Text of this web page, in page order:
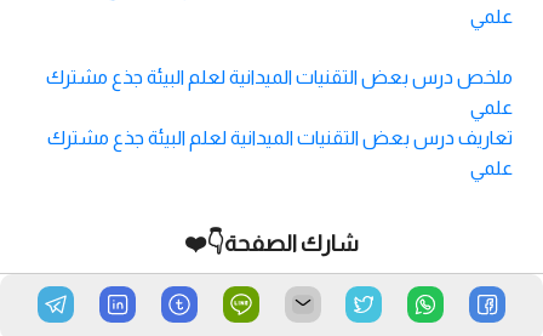
علمي
ملخص درس بعض التقنيات الميدانية لعلم البيئة جذع مشترك
علمي
تعاريف درس بعض التقنيات الميدانية لعلم البيئة جذع مشترك
علمي
شارك الصفحة👇❤️